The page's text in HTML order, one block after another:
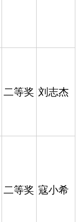
二等奖 刘志杰
二等奖 寇小希